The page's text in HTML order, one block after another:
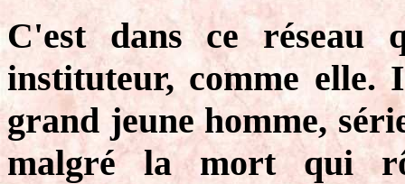
C'est dans ce réseau
instituteur, comme
grand jeune homme,
malgré la mort qui